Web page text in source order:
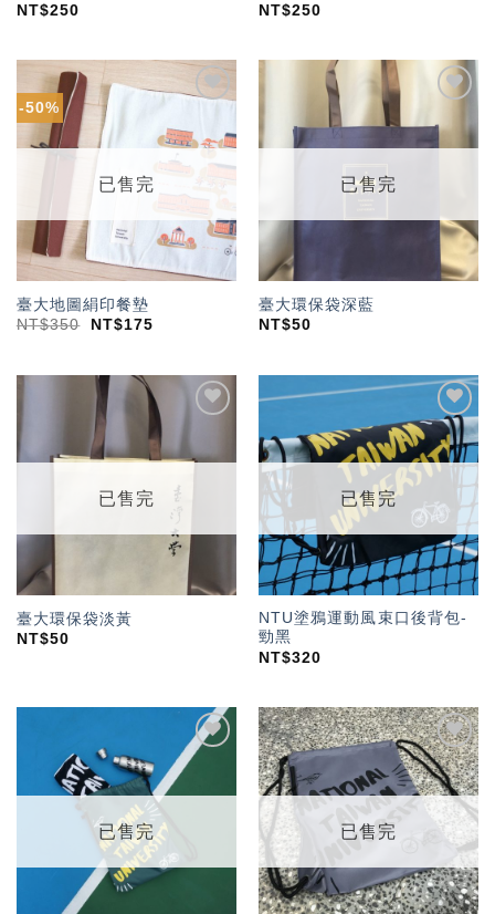
NT$250
NT$250
-50%
「願
望輕
單」
已售完
臺大地圖絹印餐墊
NT$350 NT$175
「願
望輕
已售完
臺大環保袋深藍
NT$50
望輕
已售完
臺大環保袋淡黃
NT$50
加入
「願
望輕
單」
已售完
NTU塗鴉運動風束口後背包-
勁黑
NT$320
望輕
已售完
加入
「願
望輕
單」
已售完